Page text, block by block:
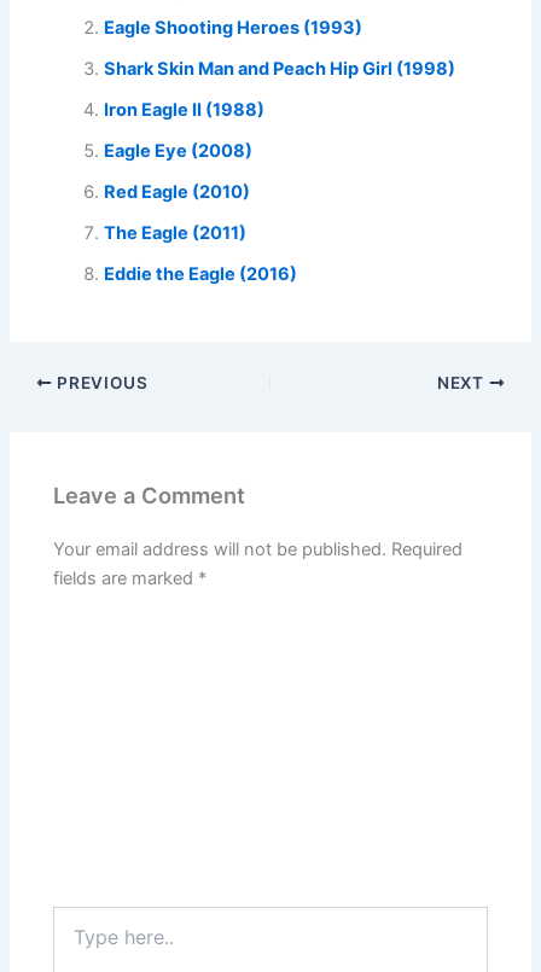
Eagle Shooting Heroes (1993)
Shark Skin Man and Peach Hip Girl (1998)
Iron Eagle II (1988)
Eagle Eye (2008)
Red Eagle (2010)
The Eagle (2011)
Eddie the Eagle (2016)
PREVIOUS NEXT
Leave a Comment
Your email address will not be published. Required
fields are marked *
here..